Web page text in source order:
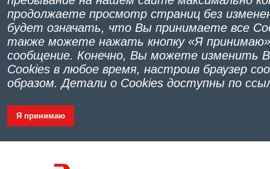
продолжаете просмотр страниц без
будет означать, что Вы принимаете все
также можете нажать кнопку «Я
сообщение. Конечно, Вы можете изменить
Cookies в любое время, настроив браузер
образом. Детали о Cookies доступны по
Я принимаю